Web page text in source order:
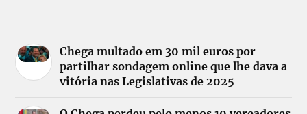
Chega multado em 30 mil euros por
partilhar sondagem online que lhe dava a
vitória nas Legislativas de 2025